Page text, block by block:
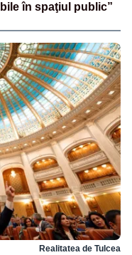
în spaţiul public”
Realitatea de Tulcea